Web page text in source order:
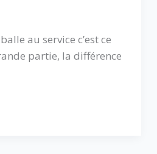
au service c’est ce
partie, la différence